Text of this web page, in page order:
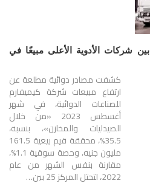
«كيميفارم» تحتل المركز 25 بين شركات الأدوية الأعلى مبيعًا في
كشفت مصادر دوائية مطلعة عن
ارتفاع مبيعات شركة كيميفارم
للصناعات الدوائية، في شهر
أغسطس 2023 «من خلال
الصيدليات والمخازن»، بنسبة،
35.5%، محققة قيم بيعية 161.5
مليون جنيه، وحصة سوقية 1.1%،
مقارنة بنفس الشهر من عام
2022، لتحتل المركز 25 بين…